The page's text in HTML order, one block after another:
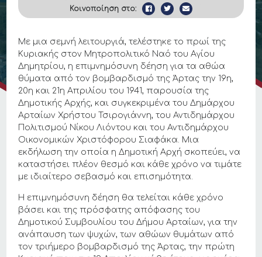
Κοινοποίηση στο:
Με μια σεμνή λειτουργιά, τελέστηκε το πρωί της
Κυριακής στον Μητροπολιτικό Ναό του Αγίου
Δημητρίου, η επιμνημόσυνη δέηση για τα αθώα
θύματα από τον βομβαρδισμό της Άρτας την 19η,
20η και 21η Απριλίου του 1941, παρουσία της
Δημοτικής Αρχής, και συγκεκριμένα του Δημάρχου
Αρταίων Χρήστου Τσιρογιάννη, του Αντιδημάρχου
Πολιτισμού Νίκου Λιόντου και του Αντιδημάρχου
Οικονομικών Χριστόφορου Σιαφάκα. Μια
εκδήλωση την οποία η Δημοτική Αρχή σκοπεύει, να
καταστήσει πλέον θεσμό και κάθε χρόνο να τιμάτε
με ιδιαίτερο σεβασμό και επισημότητα.
Η επιμνημόσυνη δέηση θα τελείται κάθε χρόνο
βάσει και της πρόσφατης απόφασης του
Δημοτικού Συμβουλίου του Δήμου Αρταίων, για την
ανάπαυση των ψυχών, των αθώων θυμάτων από
τον τριήμερο βομβαρδισμό της Άρτας, την πρώτη